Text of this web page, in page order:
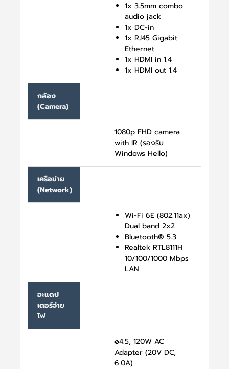
1x 3.5mm combo
audio jack
1x DC-in
1x RJ45 Gigabit
Ethernet
1x HDMI in 1.4
1x HDMI out 1.4
กล้อง
(Camera)
1080p FHD camera
with IR (รองรับ
Windows Hello)
เครือข่าย
(Network)
Wi-Fi 6E (802.11ax)
Dual band 2x2
Bluetooth® 5.3
Realtek RTL8111H
10/100/1000 Mbps
LAN
อะแดป
เตอร์จ่าย
ไฟ
ø4.5, 120W AC
Adapter (20V DC,
6.0A)